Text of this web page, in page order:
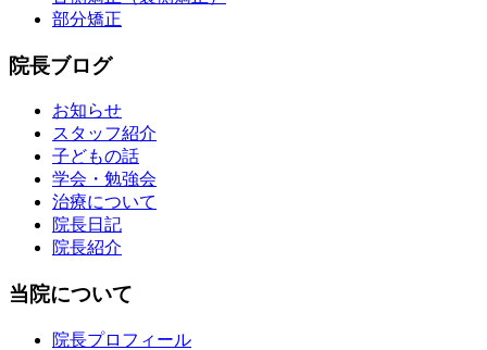
部分矯正
院長ブログ
お知らせ
スタッフ紹介
子どもの話
学会・勉強会
治療について
院長日記
院長紹介
当院について
院長プロフィール